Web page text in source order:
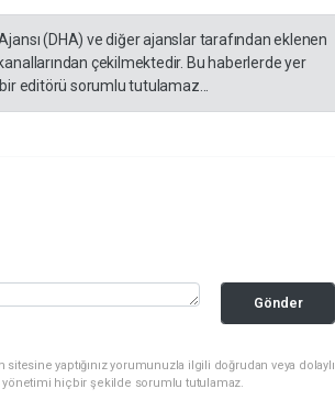
(DHA) ve diğer ajanslar tarafından eklenen
çekilmektedir. Bu haberlerde yer
editörü sorumlu tutulamaz...
Gönder
yaptığınız yorumunuzla ilgili doğrudan veya dolaylı
yönetimi hiçbir şekilde sorumlu tutulamaz.